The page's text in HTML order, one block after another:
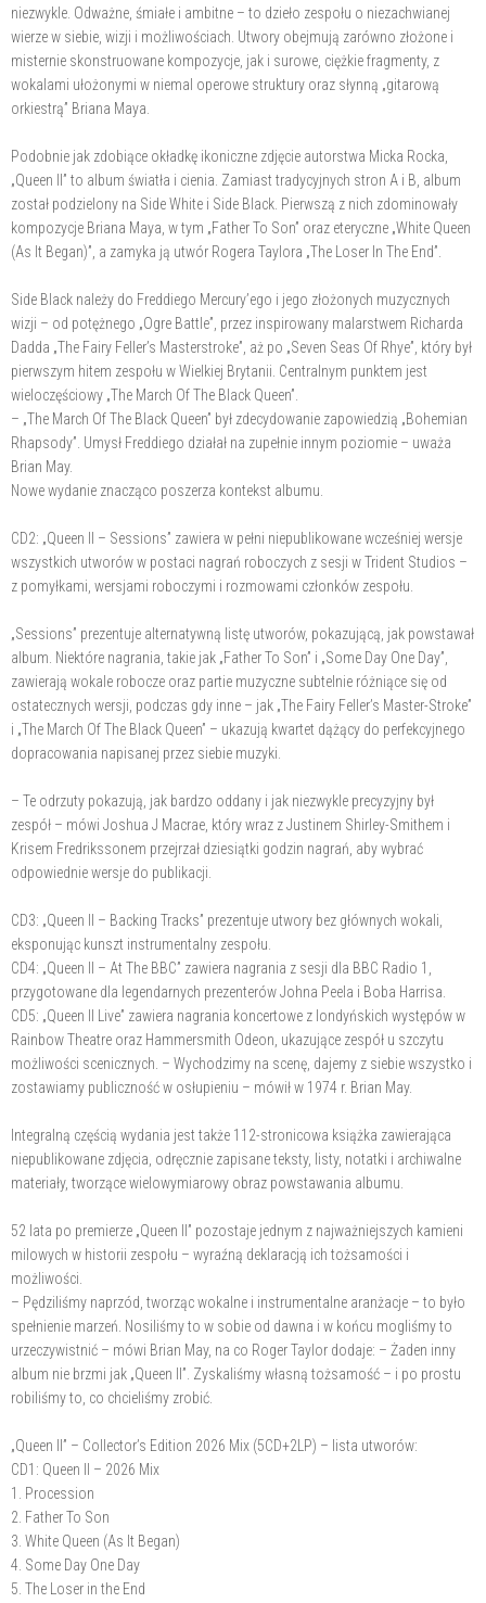
niezwykle. Odważne, śmiałe i ambitne – to dzieło zespołu o niezachwianej
wierze w siebie, wizji i możliwościach. Utwory obejmują zarówno złożone i
misternie skonstruowane kompozycje, jak i surowe, ciężkie fragmenty, z
wokalami ułożonymi w niemal operowe struktury oraz słynną „gitarową
orkiestrą” Briana Maya.
Podobnie jak zdobiące okładkę ikoniczne zdjęcie autorstwa Micka Rocka,
„Queen II” to album światła i cienia. Zamiast tradycyjnych stron A i B, album
został podzielony na Side White i Side Black. Pierwszą z nich zdominowały
kompozycje Briana Maya, w tym „Father To Son” oraz eteryczne „White Queen
(As It Began)”, a zamyka ją utwór Rogera Taylora „The Loser In The End”.
Side Black należy do Freddiego Mercury’ego i jego złożonych muzycznych
wizji – od potężnego „Ogre Battle”, przez inspirowany malarstwem Richarda
Dadda „The Fairy Feller’s Masterstroke”, aż po „Seven Seas Of Rhye”, który był
pierwszym hitem zespołu w Wielkiej Brytanii. Centralnym punktem jest
wieloczęściowy „The March Of The Black Queen”.
– „The March Of The Black Queen” był zdecydowanie zapowiedzią „Bohemian
Rhapsody”. Umysł Freddiego działał na zupełnie innym poziomie – uważa
Brian May.
Nowe wydanie znacząco poszerza kontekst albumu.
CD2: „Queen II – Sessions” zawiera w pełni niepublikowane wcześniej wersje
wszystkich utworów w postaci nagrań roboczych z sesji w Trident Studios –
z pomyłkami, wersjami roboczymi i rozmowami członków zespołu.
„Sessions” prezentuje alternatywną listę utworów, pokazującą, jak powstawał
album. Niektóre nagrania, takie jak „Father To Son” i „Some Day One Day”,
zawierają wokale robocze oraz partie muzyczne subtelnie różniące się od
ostatecznych wersji, podczas gdy inne – jak „The Fairy Feller’s Master-Stroke”
i „The March Of The Black Queen” – ukazują kwartet dążący do perfekcyjnego
dopracowania napisanej przez siebie muzyki.
– Te odrzuty pokazują, jak bardzo oddany i jak niezwykle precyzyjny był
zespół – mówi Joshua J Macrae, który wraz z Justinem Shirley-Smithem i
Krisem Fredrikssonem przejrzał dziesiątki godzin nagrań, aby wybrać
odpowiednie wersje do publikacji.
CD3: „Queen II – Backing Tracks” prezentuje utwory bez głównych wokali,
eksponując kunszt instrumentalny zespołu.
CD4: „Queen II – At The BBC” zawiera nagrania z sesji dla BBC Radio 1,
przygotowane dla legendarnych prezenterów Johna Peela i Boba Harrisa.
CD5: „Queen II Live” zawiera nagrania koncertowe z londyńskich występów w
Rainbow Theatre oraz Hammersmith Odeon, ukazujące zespół u szczytu
możliwości scenicznych. – Wychodzimy na scenę, dajemy z siebie wszystko i
zostawiamy publiczność w osłupieniu – mówił w 1974 r. Brian May.
Integralną częścią wydania jest także 112-stronicowa książka zawierająca
niepublikowane zdjęcia, odręcznie zapisane teksty, listy, notatki i archiwalne
materiały, tworzące wielowymiarowy obraz powstawania albumu.
52 lata po premierze „Queen II” pozostaje jednym z najważniejszych kamieni
milowych w historii zespołu – wyraźną deklaracją ich tożsamości i
możliwości.
– Pędziliśmy naprzód, tworząc wokalne i instrumentalne aranżacje – to było
spełnienie marzeń. Nosiliśmy to w sobie od dawna i w końcu mogliśmy to
urzeczywistnić – mówi Brian May, na co Roger Taylor dodaje: – Żaden inny
album nie brzmi jak „Queen II”. Zyskaliśmy własną tożsamość – i po prostu
robiliśmy to, co chcieliśmy zrobić.
„Queen II” – Collector’s Edition 2026 Mix (5CD+2LP) – lista utworów:
CD1: Queen II – 2026 Mix
1. Procession
2. Father To Son
3. White Queen (As It Began)
4. Some Day One Day
5. The Loser in the End